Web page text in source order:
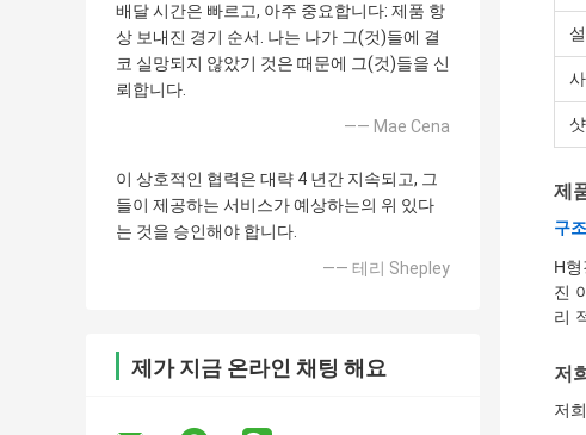
배달 시간은 빠르고, 아주 중요합니다: 제품 항
상 보내진 경기 순서. 나는 나가 그(것)들에 결
코 실망되지 않았기 것은 때문에 그(것)들을 신
뢰합니다.
—— Mae Cena
이 상호적인 협력은 대략 4 년간 지속되고, 그
들이 제공하는 서비스가 예상하는의 위 있다
는 것을 승인해야 합니다.
—— 테리 Shepley
제가 지금 온라인 채팅 해요
제
구
H
진
리
저
저